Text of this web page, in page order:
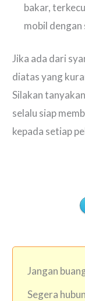
bakar,
mobil dengan
Jika ada dari
diatas yang
Silakan
selalu siap
kepada setiap
Jangan
Segera